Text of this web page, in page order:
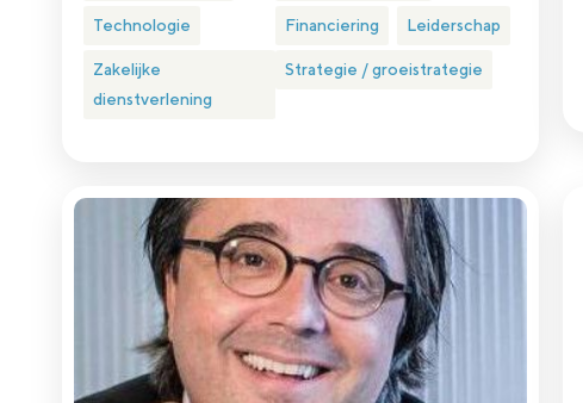
Technologie
Zakelijke
dienstverlening
Financiering Leiderschap
Strategie / groeistrategie